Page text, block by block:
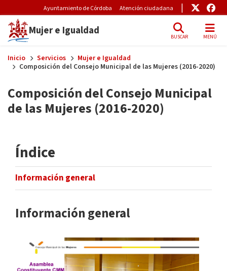
Pre-Header Microsite
Ayuntamiento de Córdoba Atención ciudadana Enlace
Mujer e Igualdad BUSCAR MENÚ
Inicio Servicios
Mujer e Igualdad
Composición del Consejo Municipal de las Mujeres (2016-2020)
Composición del Consejo Municipal
de las Mujeres (2016-2020)
Índice
Información general
Información general